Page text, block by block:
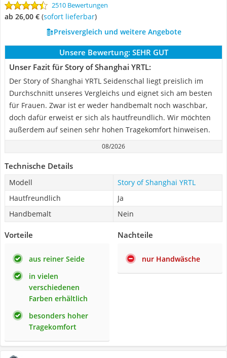
2510 Bewertungen
ab 26,00 € ( Sofort lieferbar)
Preisvergleich und weitere Angebote
Unsere Bewertung: SEHR GUT
Unser Fazit für Story of Shanghai YRTL:
Der Story of Shanghai YRTL Seidenschal liegt preislich im
Durchschnitt unseres Vergleichs und eignet sich am besten
für Frauen. Zwar ist er weder handbemalt noch waschbar,
doch dafür erweist er sich als hautfreundlich. Wir möchten
außerdem auf seinen sehr hohen Tragekomfort hinweisen.
08/2026
Technische Details
Modell
Story of Shanghai YRTL
Hautfreundlich
Ja
Handbemalt
Nein
Vorteile
aus reiner Seide
in vielen
verschiedenen
Farben erhältlich
besonders hoher
Tragekomfort
Nachteile
nur Handwäsche